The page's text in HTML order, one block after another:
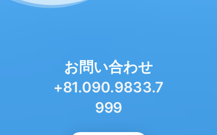
お問い合わせ
+81.090.9833.7
999